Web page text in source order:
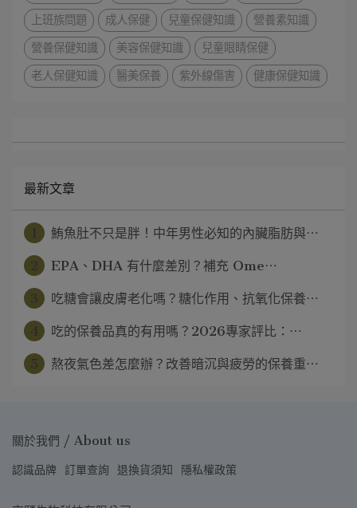
上班族問題
成人保健 兒童保健知識
營養素知識
營養保健知識
美容保健知識
兒童眼睛保健
老人保健知識
醫美保養 紫外線傷害 健康保健知識
最新文章
鮪魚肚不只是胖！中年男性必知的內臟脂肪與⋯
EPA、DHA 有什麼差別？補充 Ome⋯
吃糖會讓皮膚老化嗎？糖化作用、抗氧化保養⋯
吃的保養品真的有用嗎？2026專家評比：⋯
熬夜氣色差怎麼辦？改善暗沉與疲勞的保養重⋯
關於我們 / About us
認識品牌 訂單查詢 退換貨須知 隱私權政策